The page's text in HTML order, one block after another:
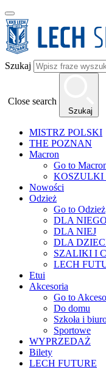
Szukaj
Close search
Szukaj
MISTRZ POLSKI
THE POZNAN
Macron
Go to
KOSZULKI
Nowości
Odzież
Go to Odzież
DLA NIEGO
DLA NIEJ
DLA
SZALIKI I
LECH
Etui
Akcesoria
Go to
Do domu
Szkoła i
Sportowe
WYPRZEDAŻ
Bilety
LECH FUTURE